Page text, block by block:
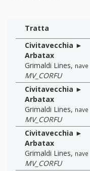
Tratta
Civitavecchia ►
Arbatax
Grimaldi Lines, nave
MV_CORFU
Civitavecchia ►
Arbatax
Grimaldi Lines, nave
MV_CORFU
Civitavecchia ►
Arbatax
Grimaldi Lines, nave
MV_CORFU